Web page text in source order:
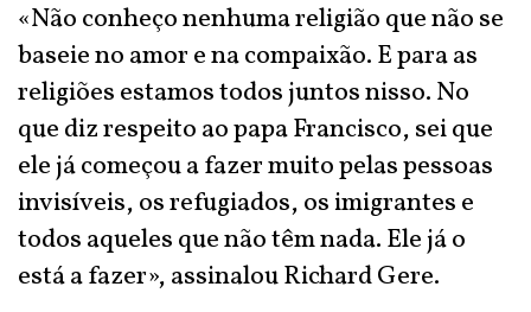
«Não conheço nenhuma religião que não se
baseie no amor e na compaixão. E para as
religiões estamos todos juntos nisso. No
que diz respeito ao papa Francisco, sei que
ele já começou a fazer muito pelas pessoas
invisíveis, os refugiados, os imigrantes e
todos aqueles que não têm nada. Ele já o
está a fazer», assinalou Richard Gere.